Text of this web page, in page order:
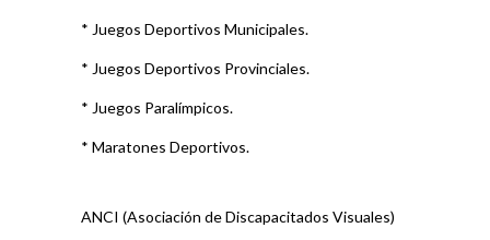
* Juegos Deportivos Municipales.
* Juegos Deportivos Provinciales.
* Juegos Paralímpicos.
* Maratones Deportivos.
ANCI (Asociación de Discapacitados Visuales)